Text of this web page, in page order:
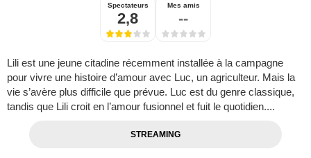
Spectateurs
2,8
Mes amis
--
Lili est une jeune citadine récemment installée à la campagne
pour vivre une histoire d’amour avec Luc, un agriculteur. Mais la
vie s’avère plus difficile que prévue. Luc est du genre classique,
tandis que Lili croit en l’amour fusionnel et fuit le quotidien....
STREAMING